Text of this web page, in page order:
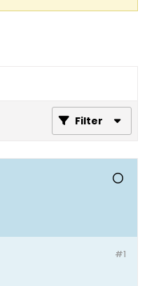
Filter
#1